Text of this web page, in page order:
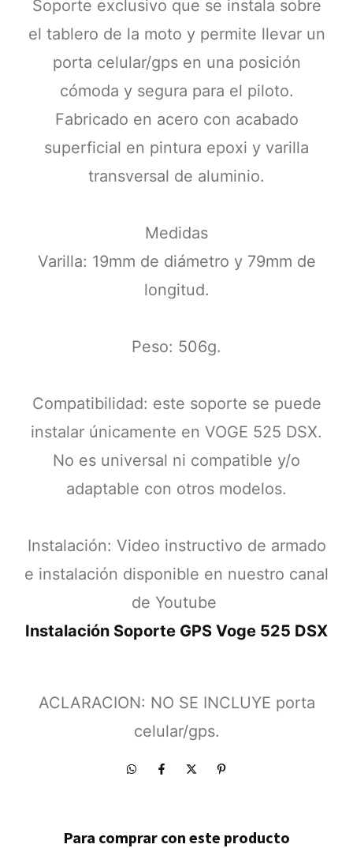
Soporte exclusivo que se instala sobre
el tablero de la moto y permite llevar un
porta celular/gps en una posición
cómoda y segura para el piloto.
Fabricado en acero con acabado
superficial en pintura epoxi y varilla
transversal de aluminio.
Medidas
Varilla: 19mm de diámetro y 79mm de
longitud.
Peso: 506g.
Compatibilidad: este soporte se puede
instalar únicamente en VOGE 525 DSX.
No es universal ni compatible y/o
adaptable con otros modelos.
Instalación: Video instructivo de armado
e instalación disponible en nuestro canal
de Youtube
Instalación Soporte GPS Voge 525 DSX
ACLARACION: NO SE INCLUYE porta
celular/gps.
Para comprar con este producto